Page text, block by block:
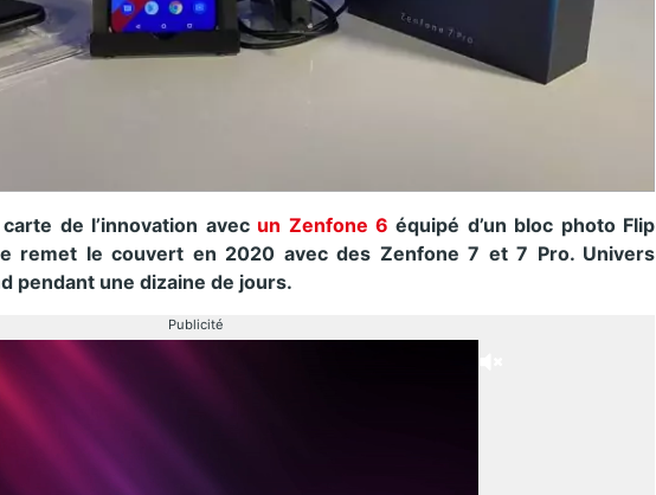
de l’innovation avec un Zenfone 6 équipé d’un bloc photo Flip
remet le couvert en 2020 avec des Zenfone 7 et 7 Pro. Univers
pendant une dizaine de jours.
Publicité